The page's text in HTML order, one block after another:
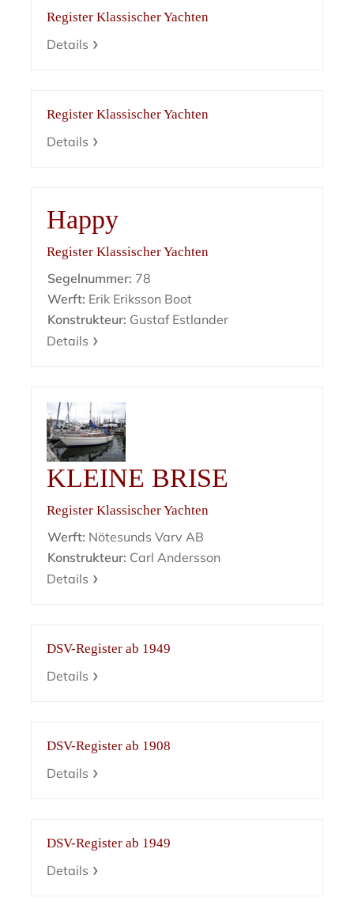
Register Klassischer Yachten
Details
Register Klassischer Yachten
Details
Happy
Register Klassischer Yachten
Segelnummer: 78
Werft: Erik Eriksson Boot
Konstrukteur: Gustaf Estlander
Details
KLEINE BRISE
Register Klassischer Yachten
Werft: Nötesunds Varv AB
Konstrukteur: Carl Andersson
Details
DSV-Register ab 1949
Details
DSV-Register ab 1908
Details
DSV-Register ab 1949
Details